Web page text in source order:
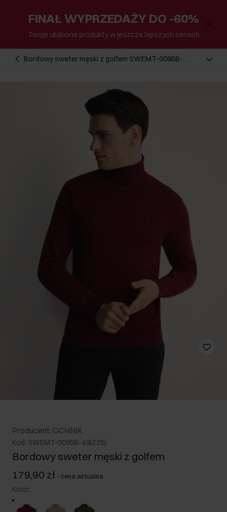
FINAŁ WYPRZEDAŻY DO -60%
Twoje ulubione produkty w jeszcze lepszych cenach
Bordowy sweter męski z golfem SWEMT-0095B-
Producent: OCHNIK
Kod: SWEMT-0095B-49(Z25)
Bordowy sweter męski z golfem
179,90 zł - cena aktualna
Kolor: